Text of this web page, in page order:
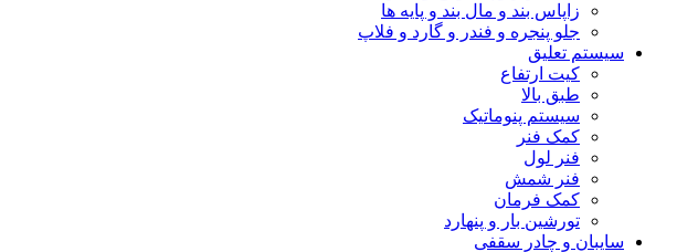
زاپاس بند و مال بند و پایه ها
جلو پنجره و فندر و گارد و فلاپ
سیستم تعلیق
کیت ارتفاع
طبق بالا
سیستم پنوماتیک
کمک فنر
فنر لول
فنر شمش
کمک فرمان
تورشین بار و پنهارد
سایبان و چادر سقفی